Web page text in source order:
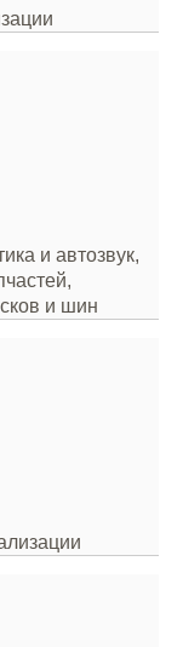
и автозвук,
и шин